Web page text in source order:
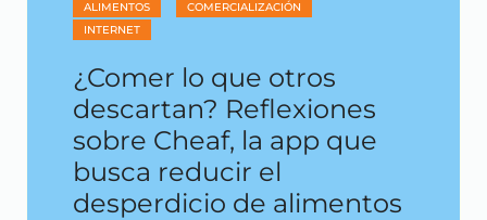
ALIMENTOS
COMERCIALIZACIÓN
INTERNET
¿Comer lo que otros
descartan? Reflexiones
sobre Cheaf, la app que
busca reducir el
desperdicio de alimentos